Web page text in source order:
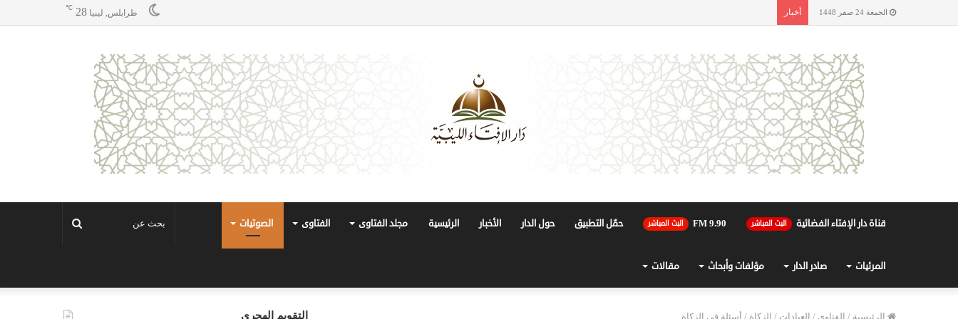
الجمعة 24 صفر 1448 أخبار طرابلس, ليبيا 28
℃
قناة دار الإفتاء الفضائية البث المباشر 90.FM 9 البث المباشر حمّل التطبيق حول الدار الأخبار الرئيسية مجلد الفتاوى الفتاوى الصوتيات
المرئيات صادر الدار مؤلفات وأبحاث مقالات
الرئيسية / الفتاوى / العبادات / الزكاة / أسئلة في الزكاة التقويم الهجري